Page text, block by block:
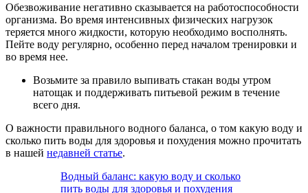
Обезвоживание негативно сказывается на работоспособности
организма. Во время интенсивных физических нагрузок
теряется много жидкости, которую необходимо восполнять.
Пейте воду регулярно, особенно перед началом тренировки и
во время нее.
Возьмите за правило выпивать стакан воды утром
натощак и поддерживать питьевой режим в течение
всего дня.
О важности правильного водного баланса, о том какую воду и
сколько пить воды для здоровья и похудения можно прочитать
в нашей недавней статье.
Водный баланс: какую воду и сколько
пить воды для здоровья и похудения